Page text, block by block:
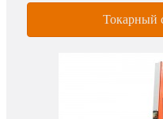
Токарный